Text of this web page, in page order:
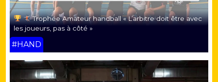
Trophée Amateur handball « L’arbitre doit être avec
les joueurs, pas à côté »
#HAND